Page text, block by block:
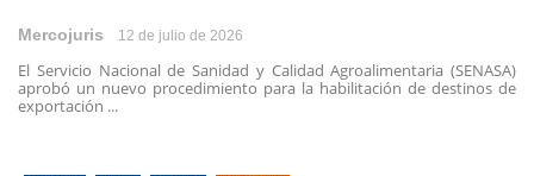
Mercojuris 12 de julio de 2026
El Servicio Nacional de Sanidad y Calidad Agroalimentaria (SENASA)
aprobó un nuevo procedimiento para la habilitación de destinos de
exportación ...